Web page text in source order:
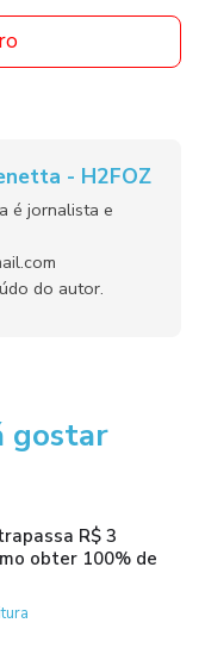
- H2FOZ
é jornalista e
do autor.
gostar
R$ 3
obter 100% de